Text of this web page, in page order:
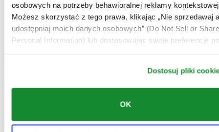
osobowych na potrzeby behawioralnej reklamy
Możesz skorzystać z tego prawa, klikając „Nie sprzedawaj
udostępniaj moich danych osobowych” (Do Not Sell or
Personal Information) lub dostosowując swoje preferencje
Dostosuj pliki
OK
3 950 zł
Zarezerwuj w salonie
Znajdź sklep
Nowy
DS-8 Moonphase Gent
Zegarek Męski ∙ Kwarcowy ∙ Czarny ∙
Stal szlachetna 316L